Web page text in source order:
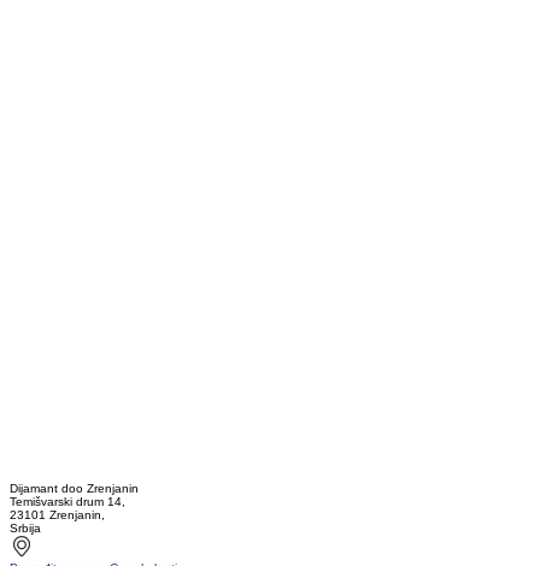
Dijamant doo Zrenjanin
Temišvarski drum 14,
23101 Zrenjanin,
Srbija